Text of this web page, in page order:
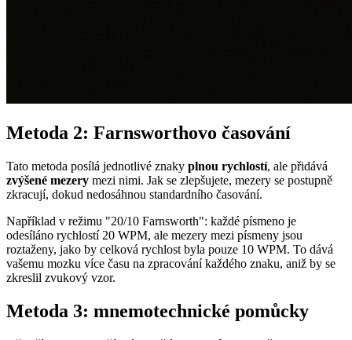
Metoda 2: Farnsworthovo časování
Tato metoda posílá jednotlivé znaky plnou rychlostí, ale přidává
zvýšené mezery mezi nimi. Jak se zlepšujete, mezery se postupně
zkracují, dokud nedosáhnou standardního časování.
Například v režimu "20/10 Farnsworth": každé písmeno je
odesíláno rychlostí 20 WPM, ale mezery mezi písmeny jsou
roztaženy, jako by celková rychlost byla pouze 10 WPM. To dává
vašemu mozku více času na zpracování každého znaku, aniž by se
zkreslil zvukový vzor.
Metoda 3: mnemotechnické pomůcky